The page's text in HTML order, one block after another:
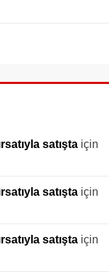
satışta için
satışta için
satışta için